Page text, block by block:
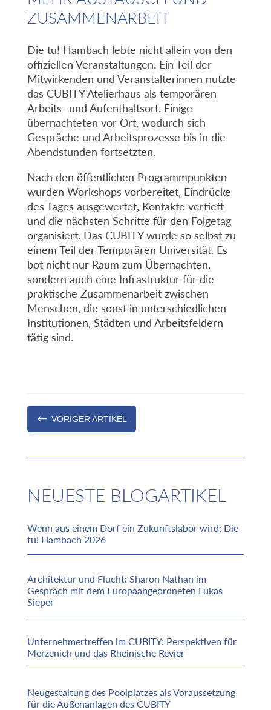
ZUSAMMENARBEIT
Die tu! Hambach lebte nicht allein von den
offiziellen Veranstaltungen. Ein Teil der
Mitwirkenden und Veranstalterinnen nutzte
das CUBITY Atelierhaus als temporären
Arbeits- und Aufenthaltsort. Einige
übernachteten vor Ort, wodurch sich
Gespräche und Arbeitsprozesse bis in die
Abendstunden fortsetzten.
Nach den öffentlichen Programmpunkten
wurden Workshops vorbereitet, Eindrücke
des Tages ausgewertet, Kontakte vertieft
und die nächsten Schritte für den Folgetag
organisiert. Das CUBITY wurde so selbst zu
einem Teil der Temporären Universität. Es
bot nicht nur Raum zum Übernachten,
sondern auch eine Infrastruktur für die
praktische Zusammenarbeit zwischen
Menschen, die sonst in unterschiedlichen
Institutionen, Städten und Arbeitsfeldern
tätig sind.
# VORIGER ARTIKEL
NEUESTE BLOGARTIKEL
Wenn aus einem Dorf ein Zukunftslabor wird: Die
tu! Hambach 2026
Architektur und Flucht: Sharon Nathan im
Gespräch mit dem Europaabgeordneten Lukas
Sieper
Unternehmertreffen im CUBITY: Perspektiven für
Merzenich und das Rheinische Revier
Neugestaltung des Poolplatzes als Voraussetzung
für die Außenanlagen des CUBITY